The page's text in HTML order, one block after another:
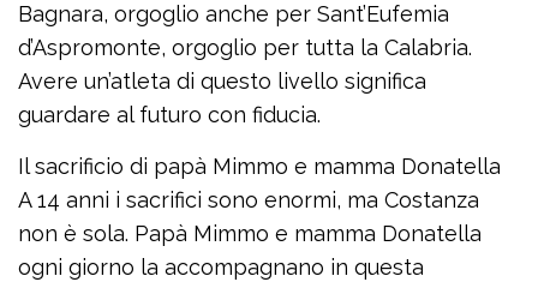
Bagnara, orgoglio anche per Sant’Eufemia
d’Aspromonte, orgoglio per tutta la Calabria.
Avere un’atleta di questo livello significa
guardare al futuro con fiducia.
Il sacrificio di papà Mimmo e mamma Donatella
A 14 anni i sacrifici sono enormi, ma Costanza
non è sola. Papà Mimmo e mamma Donatella
ogni giorno la accompagnano in questa